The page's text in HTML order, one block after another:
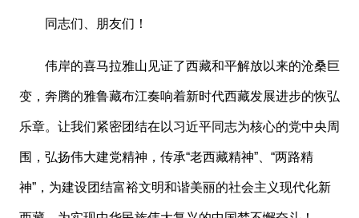
同志们、朋友们！
伟岸的喜马拉雅山见证了西藏和平解放以来的沧桑巨
变，奔腾的雅鲁藏布江奏响着新时代西藏发展进步的恢弘
乐章。让我们紧密团结在以习近平同志为核心的党中央周
围，弘扬伟大建党精神，传承“老西藏精神”、“两路精
神”，为建设团结富裕文明和谐美丽的社会主义现代化新